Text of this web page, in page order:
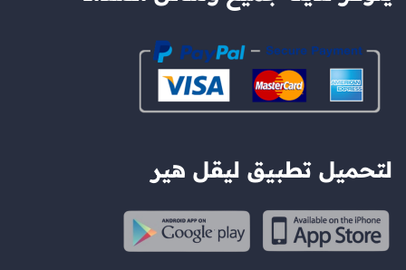
لتحميل تطبيق ليقل هير